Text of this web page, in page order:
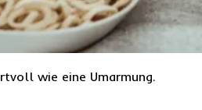
wie eine Umarmung.